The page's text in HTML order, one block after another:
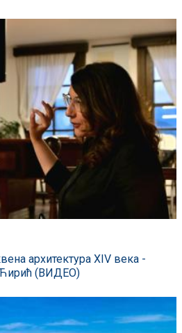
архитектура XIV века -
(ВИДЕО)